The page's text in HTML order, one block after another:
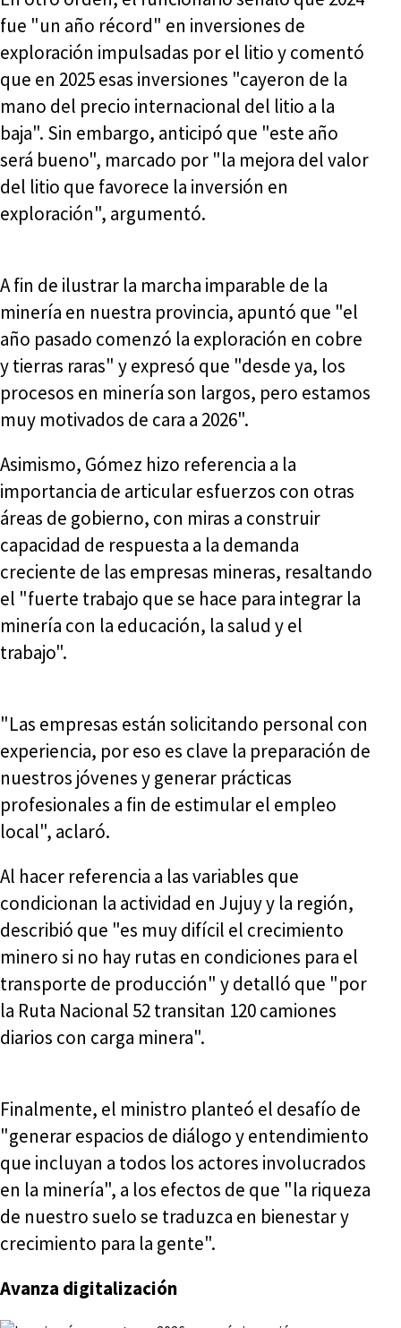
fue "un año récord" en inversiones de
exploración impulsadas por el litio y comentó
que en 2025 esas inversiones "cayeron de la
mano del precio internacional del litio a la
baja". Sin embargo, anticipó que "este año
será bueno", marcado por "la mejora del valor
del litio que favorece la inversión en
exploración", argumentó.
A fin de ilustrar la marcha imparable de la
minería en nuestra provincia, apuntó que "el
año pasado comenzó la exploración en cobre
y tierras raras" y expresó que "desde ya, los
procesos en minería son largos, pero estamos
muy motivados de cara a 2026".
Asimismo, Gómez hizo referencia a la
importancia de articular esfuerzos con otras
áreas de gobierno, con miras a construir
capacidad de respuesta a la demanda
creciente de las empresas mineras, resaltando
el "fuerte trabajo que se hace para integrar la
minería con la educación, la salud y el
trabajo".
"Las empresas están solicitando personal con
experiencia, por eso es clave la preparación de
nuestros jóvenes y generar prácticas
profesionales a fin de estimular el empleo
local", aclaró.
Al hacer referencia a las variables que
condicionan la actividad en Jujuy y la región,
describió que "es muy difícil el crecimiento
minero si no hay rutas en condiciones para el
transporte de producción" y detalló que "por
la Ruta Nacional 52 transitan 120 camiones
diarios con carga minera".
Finalmente, el ministro planteó el desafío de
"generar espacios de diálogo y entendimiento
que incluyan a todos los actores involucrados
en la minería", a los efectos de que "la riqueza
de nuestro suelo se traduzca en bienestar y
crecimiento para la gente".
Avanza digitalización